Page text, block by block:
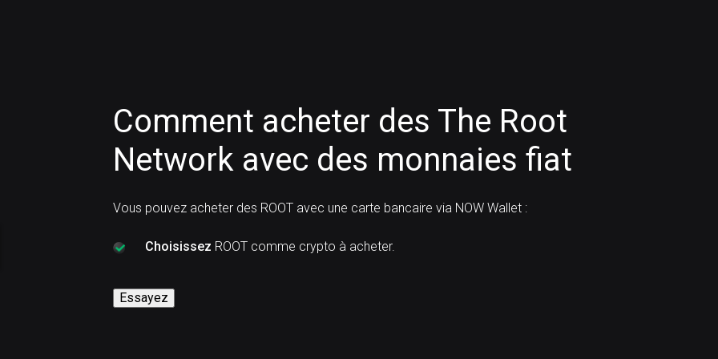
Comment acheter des The Root
Network avec des monnaies fiat
Vous pouvez acheter des ROOT avec une carte bancaire via NOW Wallet :
Choisissez ROOT comme crypto à acheter.
Essayez